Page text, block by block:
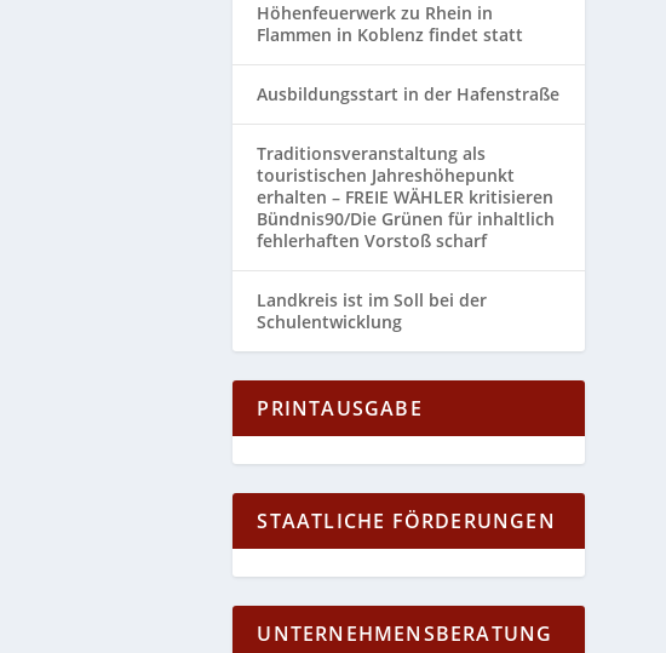
Höhenfeuerwerk zu Rhein in
Flammen in Koblenz findet statt
Ausbildungsstart in der Hafenstraße
Traditionsveranstaltung als
touristischen Jahreshöhepunkt
erhalten – FREIE WÄHLER kritisieren
Bündnis90/Die Grünen für inhaltlich
fehlerhaften Vorstoß scharf
Landkreis ist im Soll bei der
Schulentwicklung
PRINTAUSGABE
STAATLICHE FÖRDERUNGEN
UNTERNEHMENSBERATUNG